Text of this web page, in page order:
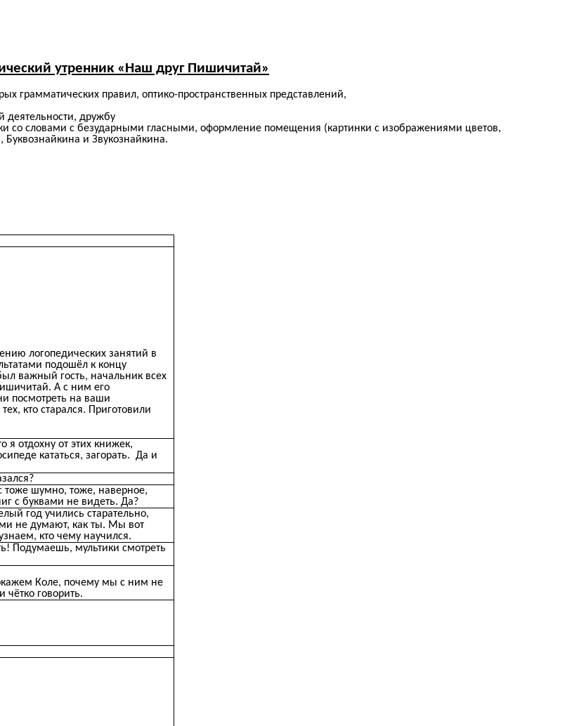
утренник «Наш друг Пишичитай»
грамматических правил, оптико-пространственных представлений,
деятельности, дружбу
со словами с безударными гласными, оформление помещения (картинки с изображениями цветов,
и Звукознайкина.
логопедических занятий в
подошёл к концу
важный гость, начальник всех
А с ним его
посмотреть на ваши
кто старался. Приготовили
отдохну от этих книжек,
кататься, загорать. Да и
тоже шумно, тоже, наверное,
с буквами не видеть. Да?
год учились старательно,
не думают, как ты. Мы вот
кто чему научился.
Подумаешь, мультики смотреть
Коле, почему мы с ним не
чётко говорить.